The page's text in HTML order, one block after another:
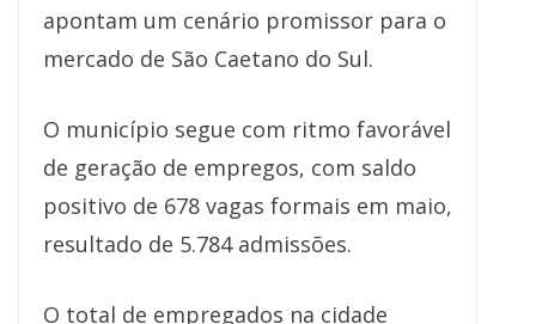
apontam um cenário promissor para o
mercado de São Caetano do Sul.
O município segue com ritmo favorável
de geração de empregos, com saldo
positivo de 678 vagas formais em maio,
resultado de 5.784 admissões.
O total de empregados na cidade